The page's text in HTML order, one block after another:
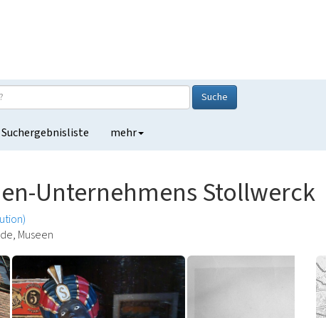
Suche
Suchergebnisliste mehr
Unternehmens Stollwerck
Museen